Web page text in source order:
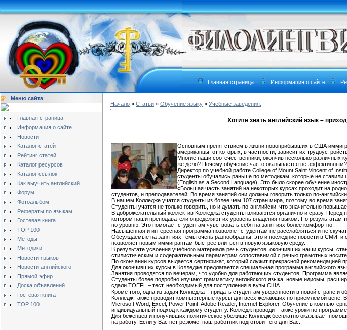
Главная страница Информация о сайте
Меню сайта
Главная страница
Информация о сайте
Новости
Каталог статей
Рейтинг статей
Каталог ресурсов
Каталог ссылок
Как выучить английский
Форум
Фотоальбом
Рефераты по языкам
Гостевая книга
TOP 100
Методы.
Методики.
Новости языков
Новости английского
Прямой эфир.
Доска объявлений
Гостевая книга
TOP 100
Начало » Статьи » Обучение языку » Учебные заведения.
Хотите знать английский язык –
Основным препятствием в жизни новоприбывших в США
американцы, от которых, в частности, зависит их
Многие наши соотечественники, окончив несколько различных
же дело? Почему обучение часто оказывается неэффективным?
Директор по учебной работе College of Mount Saint Vincent of
студенты обучались раньше по методикам, которые не ставили
(English as a Second Language). Это было скорее обучение
«Большая часть занятий на некоторых курсах проходит на
студентов, и преподавателей. Во время занятий они должны говорить только по-
В нашем Колледже учатся студенты из более чем 107 стран мира, поэтому во время
Студенты учатся не только говорить, но и думать по-английски, что значительно
В доброжелательный коллектив Колледжа студенты вливаются органично и сразу.
котором наши преподаватели определяют их уровень владения языком. По результатам
по уровню. Это помогает студентам чувствовать себя на занятиях более комфортно.
Насыщенная и интересная программа позволяет студентам не расслабляться и не
Обсуждаемые на занятиях темы очень разнообразны: это и последние новости в СМИ,
позволяет новым иммигрантам быстрее влиться в новую языковую среду.
В результате усвоения учебного материала речь студентов, окончивших наши курсы,
стилистическим и содержательным параметрам сопоставимой с речью грамотных
По окончании курсов выдается сертификат, который служит прекрасной рекомендацией
Для окончивших курсы в Колледже предлагается специальная программа английского
Занятия проводятся по вечерам, что удобно для работающих студентов. Программа
Студенты более подробно изучают грамматику английского языка, новые идиомы,
сдали TOEFL – тест, необходимый для поступления в вузы США.
Кроме того, одна из задач Колледжа – придать студентам уверенности в новой стране и
Колледж также проводит компьютерные курсы для всех желающих по приемлемой
Microsoft Word, Excel, Power Point, Adobe Reader, Internet Explorer. Обучение в
индивидуальный подход к каждому студенту. Колледж проводит также уроки по
Для беженцев и получивших политическое убежище Колледж бесплатно оказывает
на работу. Если у Вас нет резюме, наш работник подготовит его для Вас.